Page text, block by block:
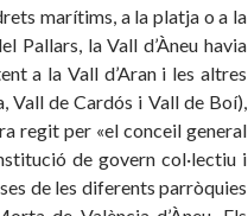
marítims, a la platja o a la
Pallars, la Vall d’Àneu havia
a la Vall d’Aran i les altres
Vall de Cardós i Vall de Boí),
regit per «el conceil general
de govern col·lectiu i
de les diferents parròquies